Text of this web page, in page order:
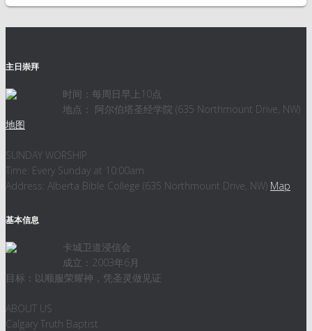
主日崇拜
时间：每周日早上10点
地点： 阿尔伯塔圣经学院 (635 Northmount Drive, NW)
地图
SUNDAY WORSHIP
Time: Every Sunday at 10:00am
Address: Alberta Bible College (635 Northmount Drive, NW) Map
基本信息
卡城卫道浸信会
成立：2003年6月
目标：以顺服荣耀神，凭圣灵做见证
ABOUT US
Calgary Truth Baptist